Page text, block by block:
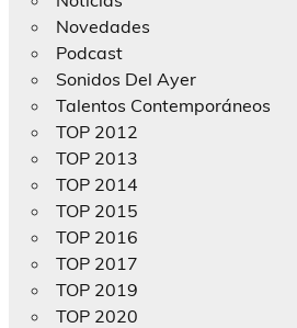
Novedades
Podcast
Sonidos Del Ayer
Talentos Contemporáneos
TOP 2012
TOP 2013
TOP 2014
TOP 2015
TOP 2016
TOP 2017
TOP 2019
TOP 2020